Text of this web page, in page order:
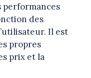
performances
des
Il est
propres
prix et la